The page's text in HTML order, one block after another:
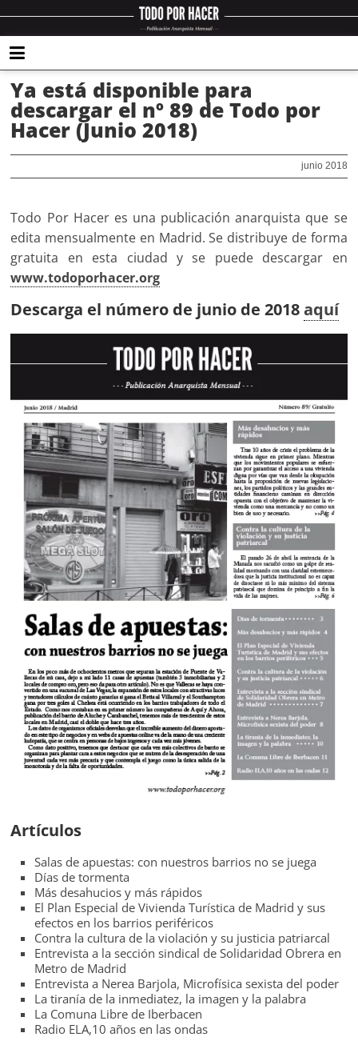
Ya está disponible para
descargar el nº 89 de Todo por
Hacer (Junio 2018)
junio 2018
Todo Por Hacer es una publicación anarquista que se
edita mensualmente en Madrid. Se distribuye de forma
gratuita en esta ciudad y se puede descargar en
www.todoporhacer.org
Descarga el número de junio de 2018aquí
Artículos
Salas de apuestas: con nuestros barrios no se juega
Días de tormenta
Más desahucios y más rápidos
El Plan Especial de Vivienda Turística de Madrid y sus
efectos en los barrios periféricos
Contra la cultura de la violación y su justicia patriarcal
Entrevista a la sección sindical de Solidaridad Obrera en
Metro de Madrid
Entrevista a Nerea Barjola, Microfísica sexista del poder
La tiranía de la inmediatez, la imagen y la palabra
La Comuna Libre de Iberbacen
Radio ELA,10 años en las ondas